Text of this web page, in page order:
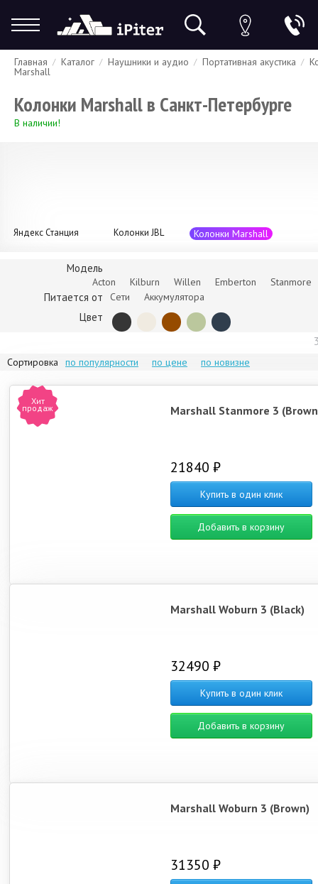
Гарантия Доставка и оплата Спецпредложения Скидки
Главная Каталог Наушники и аудио Портативная акустика
Marshall
Колонки Marshall в Санкт-Петербурге
В наличии!
Яндекс Станция Колонки JBL Колонки Marshall
Модель
Acton Kilburn Willen Emberton Stanmore
Питается от Сети Аккумулятора
Цвет
Сортировка по популярности по цене по новизне
Хит
продаж Marshall Stanmore 3
21840 ₽
Купить в один клик
Добавить в корзину
Marshall Woburn 3 (Black)
32490 ₽
Купить в один клик
Добавить в корзину
Marshall Woburn 3 (Brown)
31350 ₽